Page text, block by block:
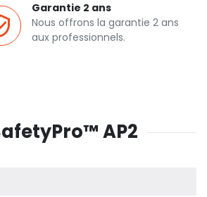
Garantie 2 ans
Nous offrons la garantie 2 ans
aux professionnels.
AP2